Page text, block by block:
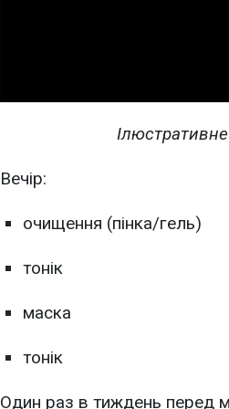
Вечір:
очищення (пінка/гель)
тонік
маска
тонік
Один раз в тиждень перед